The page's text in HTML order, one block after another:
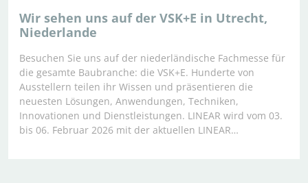
Wir sehen uns auf der VSK+E in Utrecht,
Niederlande
Besuchen Sie uns auf der niederländische Fachmesse für
die gesamte Baubranche: die VSK+E. Hunderte von
Ausstellern teilen ihr Wissen und präsentieren die
neuesten Lösungen, Anwendungen, Techniken,
Innovationen und Dienstleistungen. LINEAR wird vom 03.
bis 06. Februar 2026 mit der aktuellen LINEAR…